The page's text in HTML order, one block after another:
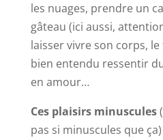
les nuages, prendre un
gâteau (ici aussi,
laisser vivre son corps,
bien entendu ressentir
en amour…
Ces plaisirs minuscules
pas si minuscules que ça)